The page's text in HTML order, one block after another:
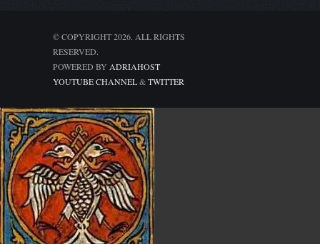
© COPYRIGHT 2026. ALL RIGHTS
RESERVED.
POWERED BY ADRIAHOST
YOUTUBE CHANNEL& TWITTER